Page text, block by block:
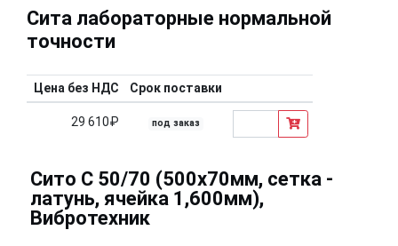
Сита лабораторные нормальной
точности
Цена без НДС Срок поставки
29 610₽ под заказ
Сито С 50/70 (500х70мм, сетка -
латунь, ячейка 1,600мм),
Вибротехник